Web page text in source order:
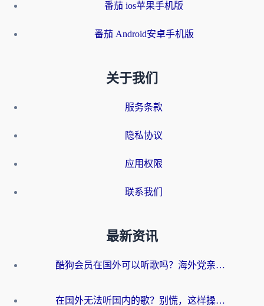
番茄 ios苹果手机版
番茄 Android安卓手机版
关于我们
服务条款
隐私协议
应用权限
联系我们
最新资讯
酷狗会员在国外可以听歌吗？海外党亲测有效：3步解决音乐权限难题
在国外无法听国内的歌？别慌，这样操作就能畅听QQ音乐（附亲测加速器推荐）